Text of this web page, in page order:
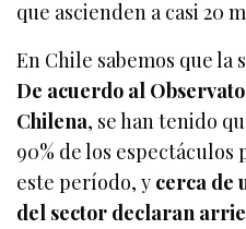
que ascienden a casi 20
En Chile sabemos que
De acuerdo al
Chilena, se han tenido
90% de los
este período, y cerca de
del sector declaran